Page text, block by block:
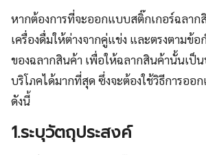
หากต้องการที่จะออกแบบสติ๊กเกอร์ฉลาก
เครื่องดื่มให้ต่างจากคู่แข่ง และตรงตามข้
ของฉลากสินค้า เพื่อให้ฉลากสินค้านั้นเป็
บริโภคได้มากที่สุด ซึ่งจะต้องใช้วิธีการอ
ดังนี้
1.ระบุวัตถุประสงค์